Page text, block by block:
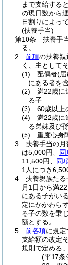
まで支給する
の現日数から
日割りによっ
(扶養手当)
第10条
扶養手
る。
2
前項の扶養親
く、主として
(1)
配偶者(届
にある者を
(2)
満22歳に
る子
(3)
60歳以上
(4)
満22歳に
る弟妹及び
(5)
重度心身
3
扶養手当の月
は5,000円、 同
11,500円、 同
1人につき
4
扶養親族た
月1日から満
にある子がい
定にかかわら
る子の数を乗
額とする。
5
前各項に規定
支給額の改定
規則で定める。
(平17条